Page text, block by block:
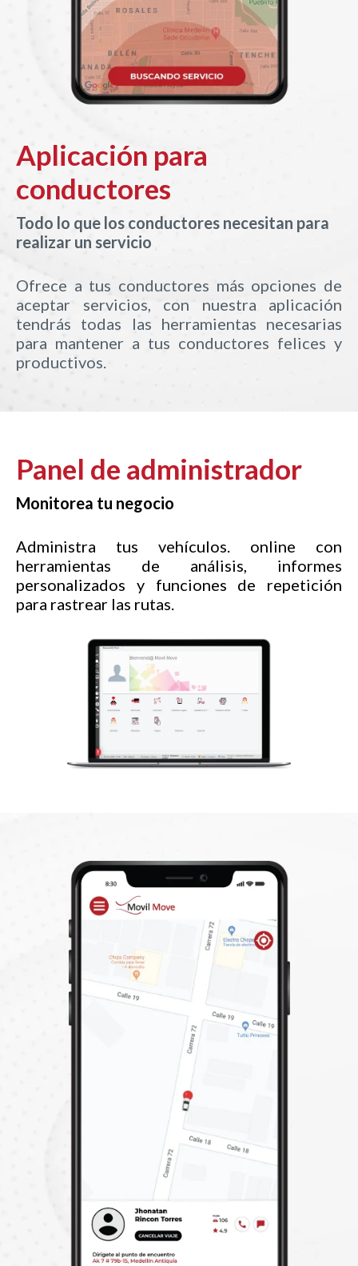
Aplicación para
conductores
Todo lo que los conductores necesitan para
realizar un servicio
Ofrece a tus conductores más opciones de
aceptar servicios, con nuestra aplicación
tendrás todas las herramientas necesarias
para mantener a tus conductores felices y
productivos.
Panel de administrador
Monitorea tu negocio
Administra tus vehículos. online con
herramientas de análisis, informes
personalizados y funciones de repetición
para rastrear las rutas.